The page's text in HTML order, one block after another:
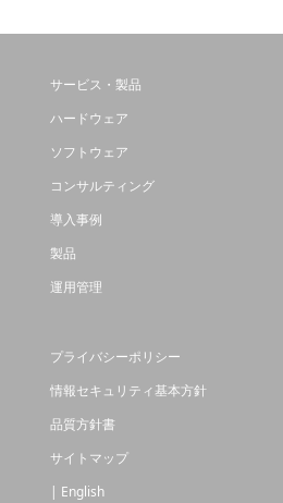
サービス・製品
ハードウェア
ソフトウェア
コンサルティング
導入事例
製品
運用管理
プライバシーポリシー
情報セキュリティ基本方針
品質方針書
サイトマップ
| English